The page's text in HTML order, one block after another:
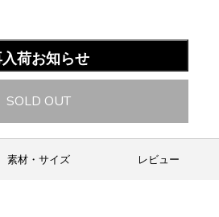
荷お知らせ
SOLD OUT
素材・サイズ レビュー